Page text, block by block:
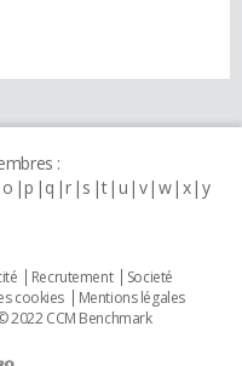
:
o p q r s t u v w x y
Recrutement
Societé
cookies
Mentions légales
2022 CCM Benchmark